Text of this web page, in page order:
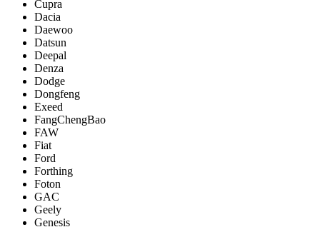
Cupra
Dacia
Daewoo
Datsun
Deepal
Denza
Dodge
Dongfeng
Exeed
FangChengBao
FAW
Fiat
Ford
Forthing
Foton
GAC
Geely
Genesis